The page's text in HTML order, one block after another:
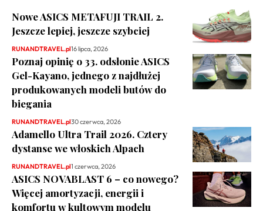
Nowe ASICS METAFUJI TRAIL 2.
Jeszcze lepiej, jeszcze szybciej
RUNANDTRAVEL.pl16 lipca, 2026
Poznaj opinię o 33. odsłonie ASICS
Gel-Kayano, jednego z najdłużej
produkowanych modeli butów do
biegania
RUNANDTRAVEL.pl30 czerwca, 2026
Adamello Ultra Trail 2026. Cztery
dystanse we włoskich Alpach
RUNANDTRAVEL.pl1 czerwca, 2026
ASICS NOVABLAST 6 – co nowego?
Więcej amortyzacji, energii i
komfortu w kultowym modelu